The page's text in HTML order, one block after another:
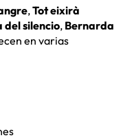
,Tot eixirà
silencio, Bernarda
en varias